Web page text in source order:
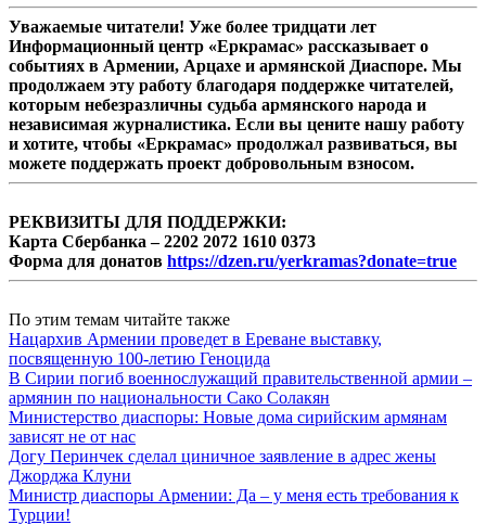
Уважаемые читатели! Уже более тридцати лет
Информационный центр «Еркрамас» рассказывает о
событиях в Армении, Арцахе и армянской Диаспоре. Мы
продолжаем эту работу благодаря поддержке читателей,
которым небезразличны судьба армянского народа и
независимая журналистика. Если вы цените нашу работу
и хотите, чтобы «Еркрамас» продолжал развиваться, вы
можете поддержать проект добровольным взносом.
РЕКВИЗИТЫ ДЛЯ ПОДДЕРЖКИ:
Карта Сбербанка – 2202 2072 1610 0373
Форма для донатов https://dzen.ru/yerkramas?donate=true
По этим темам читайте также
Нацархив Армении проведет в Ереване выставку,
посвященную 100-летию Геноцида
В Сирии погиб военнослужащий правительственной армии –
армянин по национальности Сако Солакян
Министерство диаспоры: Новые дома сирийским армянам
зависят не от нас
Догу Перинчек сделал циничное заявление в адрес жены
Джорджа Клуни
Министр диаспоры Армении: Да – у меня есть требования к
Турции!